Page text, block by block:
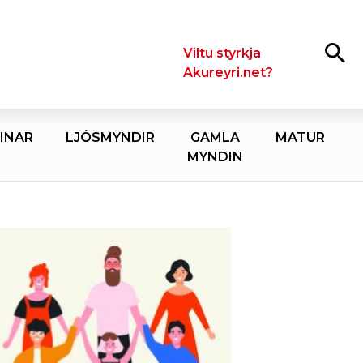
LeitaViltu styrkja
Akureyri.net?
LJÓSMYNDIR
GAMLA
MYNDIN
MATUR